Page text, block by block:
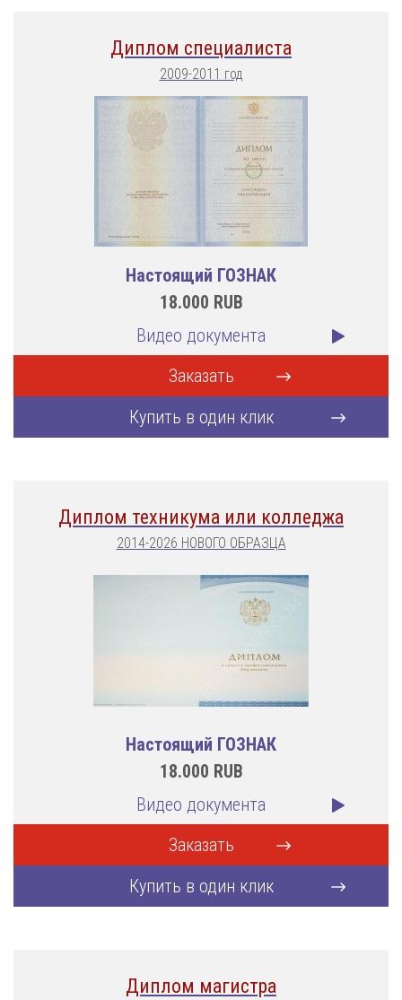
Диплом специалиста
2009-2011 год
Настоящий ГОЗНАК
18.000 RUB
Видео документа
Заказать
Купить в один клик
Диплом техникума или колледжа
2014-2026 НОВОГО ОБРАЗЦА
Настоящий ГОЗНАК
18.000 RUB
Видео документа
Заказать
Купить в один клик
Диплом магистра